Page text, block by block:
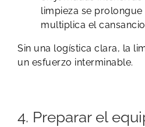
limpieza se
multiplica el
Sin una logística clara, la
un esfuerzo interminable.
4. Preparar el